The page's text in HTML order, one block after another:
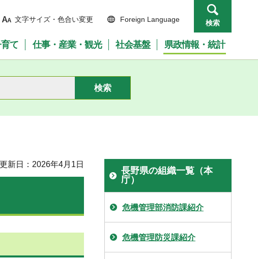
文字サイズ・色合い変更 Foreign Language 検索
て 仕事・産業・観光 社会基盤 県政情報・統計
更新日：2026年4月1日
長野県の組織一覧（本
庁）
危機管理部消防課紹介
危機管理防災課紹介